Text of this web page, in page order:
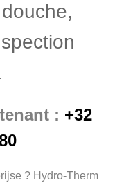
: +32
? Hydro-Therm